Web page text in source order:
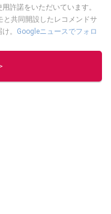
許諾をいただいています。
共同開設したレコメンドサ
。 Googleニュースでフォロ
ストの他の記事を読む